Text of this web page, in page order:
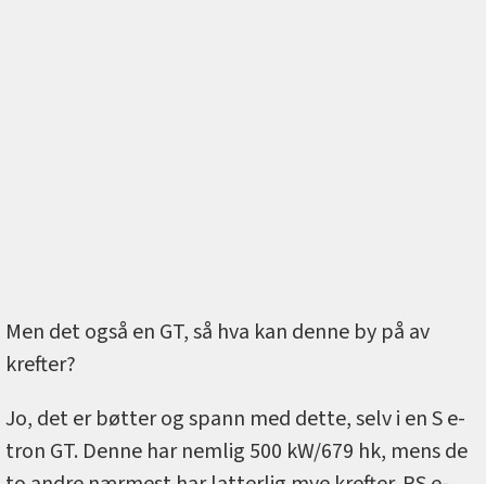
Men det også en GT, så hva kan denne by på av
krefter?
Jo, det er bøtter og spann med dette, selv i en S e-
tron GT. Denne har nemlig 500 kW/679 hk, mens de